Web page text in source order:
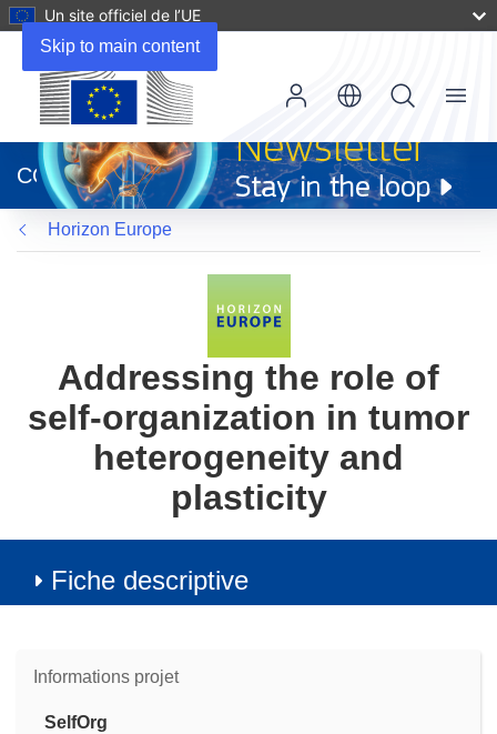
Skip to main content
Un site officiel de l’UE
dans
une
nouvelle
fenêtre)
CORDIS
Menu
Horizon Europe
Addressing the role of
self-organization in tumor
heterogeneity and
plasticity
Fiche descriptive
Informations projet
SelfOrg